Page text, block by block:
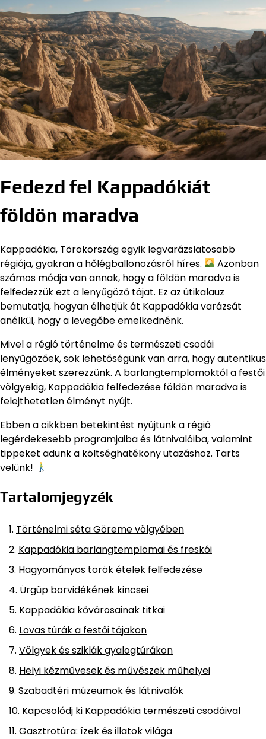
Fedezd fel Kappadókiát
földön maradva
Kappadókia, Törökország egyik legvarázslatosabb
régiója, gyakran a hőlégballonozásról híres.
Azonban
számos módja van annak, hogy a földön maradva is
felfedezzük ezt a lenyűgöző tájat. Ez az útikalauz
bemutatja, hogyan élhetjük át Kappadókia varázsát
anélkül, hogy a levegőbe emelkednénk.
Mivel a régió történelme és természeti csodái
lenyűgözőek, sok lehetőségünk van arra, hogy autentikus
élményeket szerezzünk. A barlangtemplomoktól a festői
völgyekig, Kappadókia felfedezése földön maradva is
felejthetetlen élményt nyújt.
Ebben a cikkben betekintést nyújtunk a régió
legérdekesebb programjaiba és látnivalóiba, valamint
tippeket adunk a költséghatékony utazáshoz. Tarts
velünk!
Tartalomjegyzék
Történelmi séta Göreme völgyében
Kappadókia barlangtemplomai és freskói
Hagyományos török ételek felfedezése
Ürgüp borvidékének kincsei
Kappadókia kővárosainak titkai
Lovas túrák a festői tájakon
Völgyek és sziklák gyalogtúrákon
Helyi kézművesek és művészek műhelyei
Szabadtéri múzeumok és látnivalók
Kapcsolódj ki Kappadókia természeti csodáival
Gasztrotúra: ízek és illatok világa